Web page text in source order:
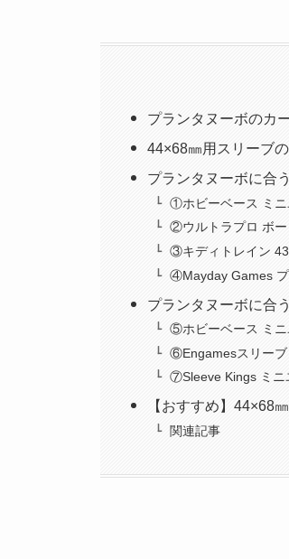
プランタヌーボのカ
44×68㎜用スリーブ
プランタヌーボに合
①ホビーベース ミニ
②ウルトラプロ ボー
③キディトレイン
④Mayday Games
プランタヌーボに合
⑤ホビーベース ミニ
⑥Engamesスリーブ
⑦Sleeve Kings ミニ
【おすすめ】44×68
関連記事